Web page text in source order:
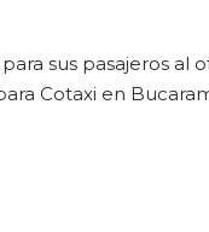
sus pasajeros al
Cotaxi en